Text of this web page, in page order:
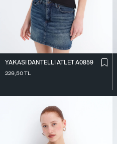
YAKASI DANTELLI ATLET A0859
229,50TL